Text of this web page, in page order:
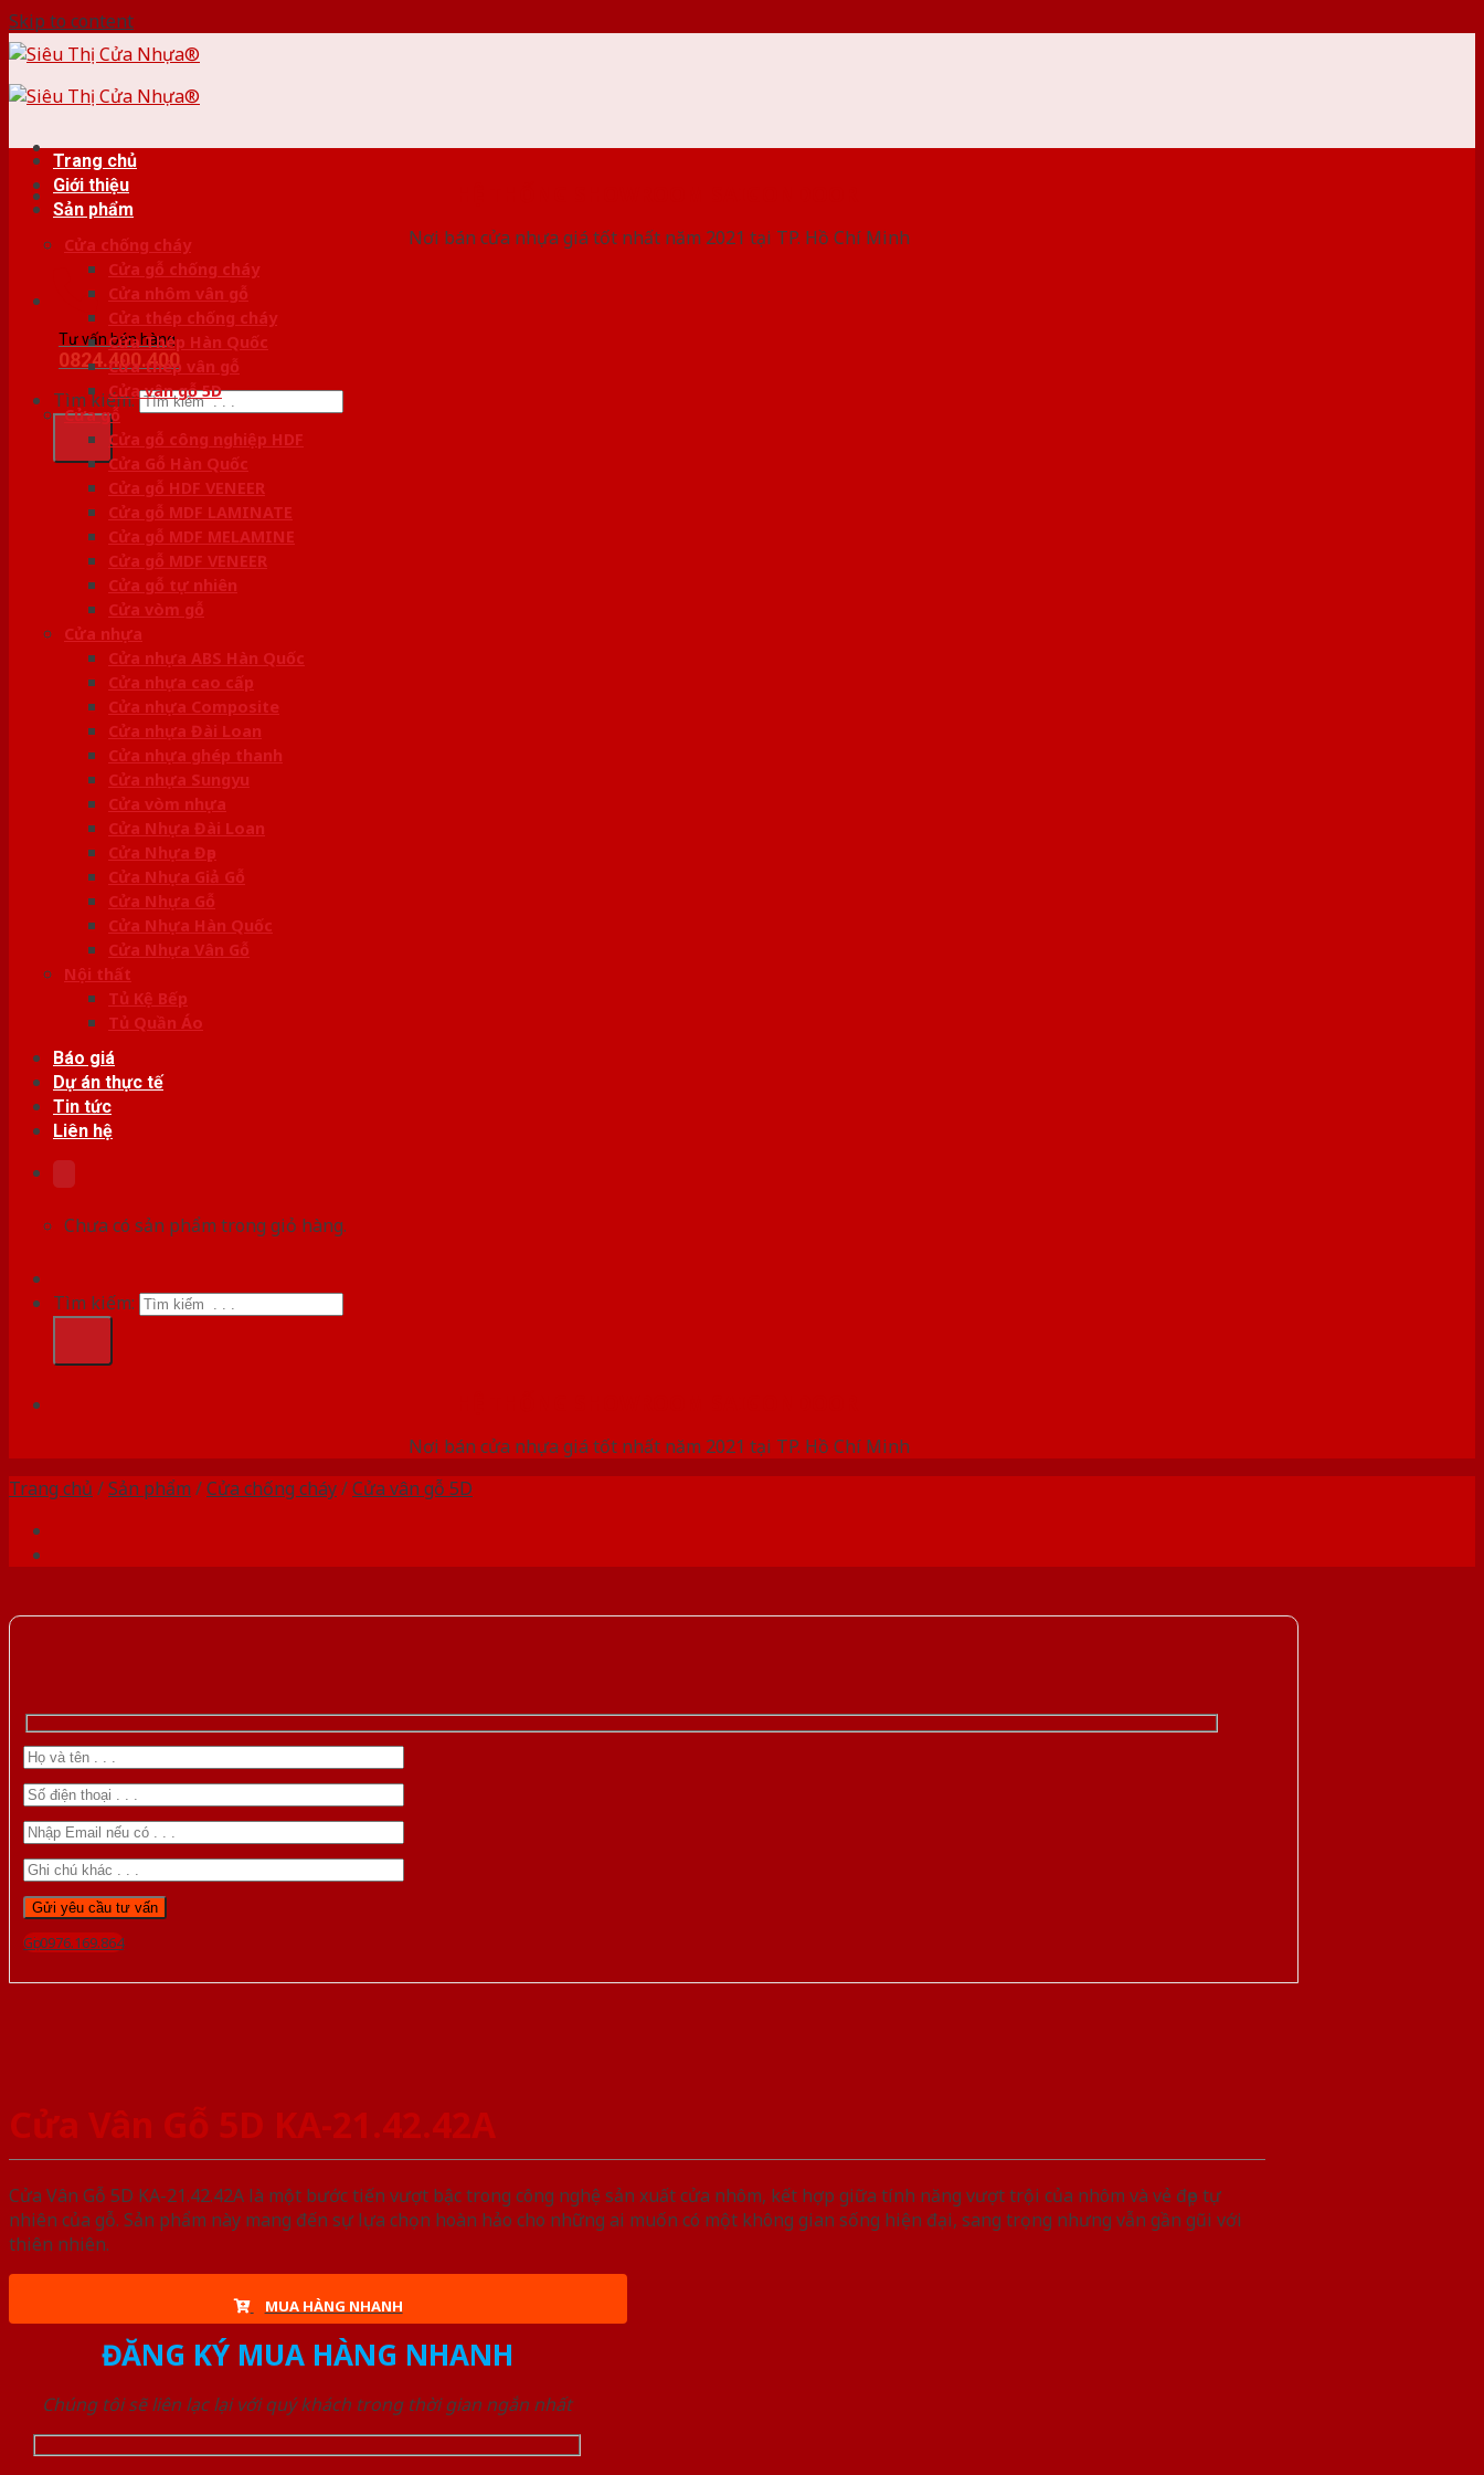
Skip to content
Nơi bán cửa nhựa giá tốt nhất năm 2021 tại TP. Hồ Chí Minh
Tư vấn bán hàng
0824.400.400
Tìm kiếm:
Trang chủ
Giới thiệu
Sản phẩm
Cửa chống cháy
Cửa gỗ chống cháy
Cửa nhôm vân gỗ
Cửa thép chống cháy
Cửa Thép Hàn Quốc
Cửa thép vân gỗ
Cửa vân gỗ 5D
Cửa gỗ
Cửa gỗ công nghiệp HDF
Cửa Gỗ Hàn Quốc
Cửa gỗ HDF VENEER
Cửa gỗ MDF LAMINATE
Cửa gỗ MDF MELAMINE
Cửa gỗ MDF VENEER
Cửa gỗ tự nhiên
Cửa vòm gỗ
Cửa nhựa
Cửa nhựa ABS Hàn Quốc
Cửa nhựa cao cấp
Cửa nhựa Composite
Cửa nhựa Đài Loan
Cửa nhựa ghép thanh
Cửa nhựa Sungyu
Cửa vòm nhựa
Cửa Nhựa Đài Loan
Cửa Nhựa Đẹp
Cửa Nhựa Giả Gỗ
Cửa Nhựa Gỗ
Cửa Nhựa Hàn Quốc
Cửa Nhựa Vân Gỗ
Nội thất
Tủ Kệ Bếp
Tủ Quần Áo
Báo giá
Dự án thực tế
Tin tức
Liên hệ
Chưa có sản phẩm trong giỏ hàng.
Tìm kiếm:
Nơi bán cửa nhựa giá tốt nhất năm 2021 tại TP. Hồ Chí Minh
Trang chủ /Sản phẩm /Cửa chống cháy/Cửa vân gỗ 5D
Gọi 0976.169.864
Cửa Vân Gỗ 5D KA-21.42.42A
Cửa Vân Gỗ 5D KA-21.42.42A là một bước tiến vượt bậc trong công nghệ sản xuất cửa nhôm, kết hợp giữa tính năng vượt trội của nhôm và vẻ đẹp tự
nhiên của gỗ. Sản phẩm này mang đến sự lựa chọn hoàn hảo cho những ai muốn có một không gian sống hiện đại, sang trọng nhưng vẫn gần gũi với
thiên nhiên.
MUA HÀNG NHANH
ĐĂNG KÝ MUA HÀNG NHANH
Chúng tôi sẽ liên lạc lại với quý khách trong thời gian ngắn nhất